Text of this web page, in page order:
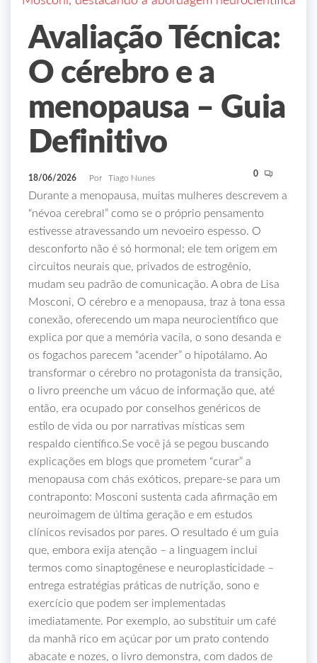
Avaliação Técnica:
O cérebro e a
menopausa – Guia
Definitivo
18/06/2026 Por Tiago Nunes 0
Durante a menopausa, muitas mulheres descrevem a
“névoa cerebral” como se o próprio pensamento
estivesse atravessando um nevoeiro espesso. O
desconforto não é só hormonal; ele tem origem em
circuitos neurais que, privados de estrogênio,
mudam seu padrão de comunicação. A obra de Lisa
Mosconi, O cérebro e a menopausa, traz à tona essa
conexão, oferecendo um mapa neurocientífico que
explica por que a memória vacila, o sono desanda e
os fogachos parecem “acender” o hipotálamo. Ao
transformar o cérebro no protagonista da transição,
o livro preenche um vácuo de informação que, até
então, era ocupado por conselhos genéricos de
estilo de vida ou por narrativas místicas sem
respaldo científico.Se você já se pegou buscando
explicações em blogs que prometem “curar” a
menopausa com chás exóticos, prepare-se para um
contraponto: Mosconi sustenta cada afirmação em
neuroimagem de última geração e em estudos
clínicos revisados por pares. O resultado é um guia
que, embora exija atenção – a linguagem inclui
termos como sinaptogênese e neuroplasticidade –
entrega estratégias práticas de nutrição, sono e
exercício que podem ser implementadas
imediatamente. Por exemplo, ao substituir um café
da manhã rico em açúcar por um prato contendo
abacate e nozes, o livro demonstra, com dados de